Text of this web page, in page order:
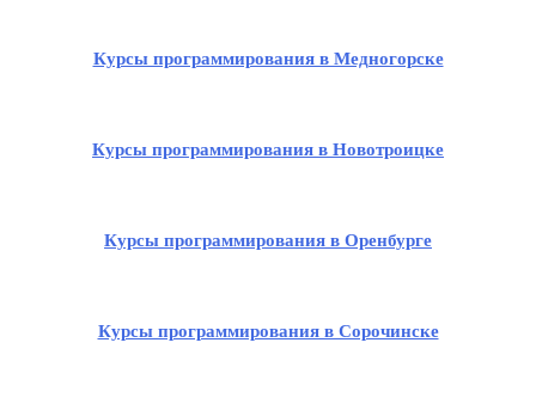
Курсы программирования в Медногорске
Курсы программирования в Новотроицке
Курсы программирования в Оренбурге
Курсы программирования в Сорочинске